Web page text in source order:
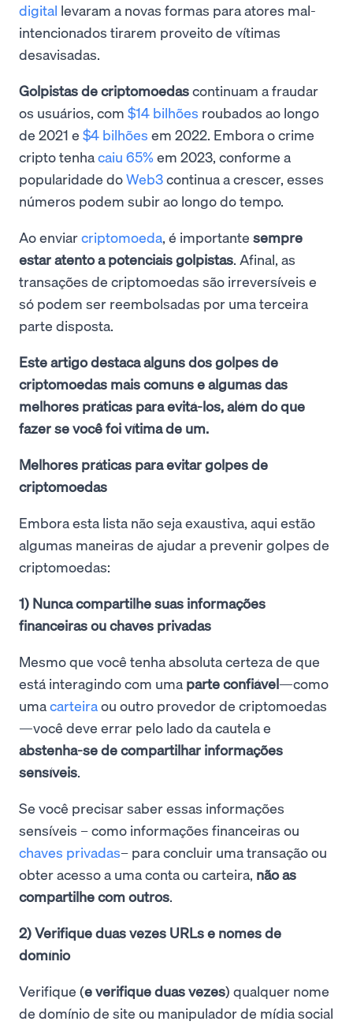
digital levaram a novas formas para atores mal-
intencionados tirarem proveito de vítimas
desavisadas.
Golpistas de criptomoedascontinuam a fraudar
os usuários, com $14 bilhões roubados ao longo
de 2021 e $4 bilhões em 2022. Embora o crime
cripto tenhacaiu 65% em 2023, conforme a
popularidade doWeb3continua a crescer, esses
números podem subir ao longo do tempo.
Ao enviarcriptomoeda, é importante sempre
estar atento a potenciais golpistas. Afinal, as
transações de criptomoedas são irreversíveis e
só podem ser reembolsadas por uma terceira
parte disposta.
Este artigo destaca alguns dos golpes de
criptomoedas mais comuns e algumas das
melhores práticas para evitá-los, além do que
fazer se você foi vítima de um.
Melhores práticas para evitar golpes de
criptomoedas
Embora esta lista não seja exaustiva, aqui estão
algumas maneiras de ajudar a prevenir golpes de
criptomoedas:
1) Nunca compartilhe suas informações
financeiras ou chaves privadas
Mesmo que você tenha absoluta certeza de que
está interagindo com uma parte confiável—como
umacarteiraou outro provedor de criptomoedas
—você deve errar pelo lado da cautela e
abstenha-se de compartilhar informações
sensíveis.
Se você precisar saber essas informações
sensíveis – como informações financeiras ou
chaves privadas– para concluir uma transação ou
obter acesso a uma conta ou carteira, não as
compartilhe com outros.
2) Verifique duas vezes URLs e nomes de
domínio
Verifique (e verifique duas vezes) qualquer nome
de domínio de site ou manipulador de mídia social